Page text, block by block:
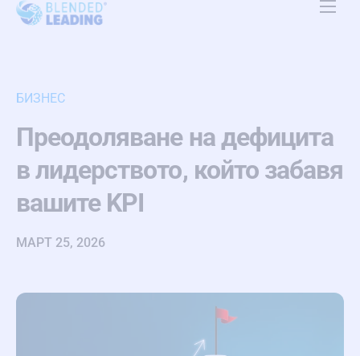
За нас
БИЗНЕС
Преодоляване на дефицита
в лидерството, който забавя
вашите KPI
МАРТ 25, 2026